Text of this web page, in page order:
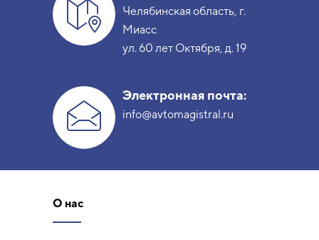
Челябинская область, г.
Миасс
ул. 60 лет Октября, д. 19
Электронная почта:
info@avtomagistral.ru
О нас